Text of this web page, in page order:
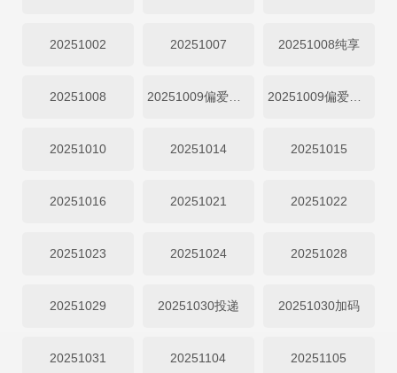
20251002 20251007 20251008纯享
20251008 20251009偏爱投递 20251009偏爱加码
20251010 20251014 20251015
20251016 20251021 20251022
20251023 20251024 20251028
20251029 20251030投递 20251030加码
20251031 20251104 20251105